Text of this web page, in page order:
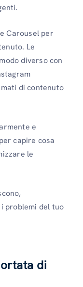
Carousel per
Le
diverso con
di contenuto
e
capire cosa
le
problemi del tuo
di